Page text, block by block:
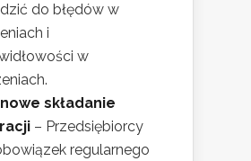
do błędów w
i
w
składanie
– Przedsiębiorcy
regularnego